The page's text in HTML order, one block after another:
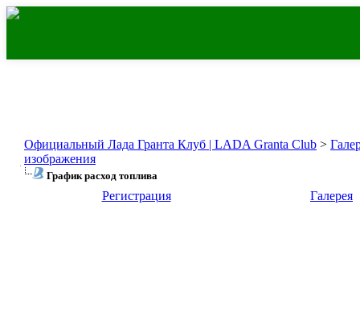
Официальный Лада Гранта Клуб | LADA Granta Club >
изображения
График расход топлива
Регистрация Галерея